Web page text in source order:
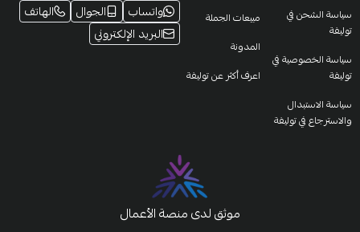
سياسة الشحن في
توليفة
سياسة الخصوصية في
توليفة
سياسة الاستبدال
والاسترجاع في توليفة
مبيعات الجملة
المدونة
اعرف أكثر عن توليفة
واتساب الجوال
الهاتف
البريد الإلكتروني
موثق لدى منصة الأعمال